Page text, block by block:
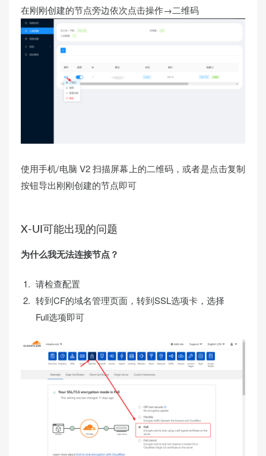
在刚刚创建的节点旁边依次点击操作→二维码
使用手机/电脑 V2 扫描屏幕上的二维码，或者是点击复制
按钮导出刚刚创建的节点即可
X-UI可能出现的问题
为什么我无法连接节点？
请检查配置
转到CF的域名管理页面，转到SSL选项卡，选择
Full选项即可